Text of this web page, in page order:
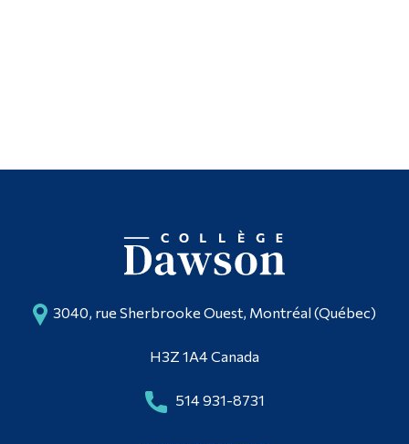
3040, rue Sherbrooke Ouest, Montréal (Québec)
H3Z 1A4 Canada
514 931-8731